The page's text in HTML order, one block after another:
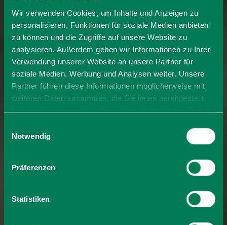
Wir verwenden Cookies, um Inhalte und Anzeigen zu
personalisieren, Funktionen für soziale Medien anbieten
zu können und die Zugriffe auf unsere Website zu
analysieren. Außerdem geben wir Informationen zu Ihrer
Verwendung unserer Website an unsere Partner für
soziale Medien, Werbung und Analysen weiter. Unsere
Partner führen diese Informationen möglicherweise mit
weiteren Daten zusammen, die Sie ihnen bereitgestellt
Cookies, wenn Sie unsere Webseite weiterhin nutzen.
Notwendig
Präferenzen
Statistiken